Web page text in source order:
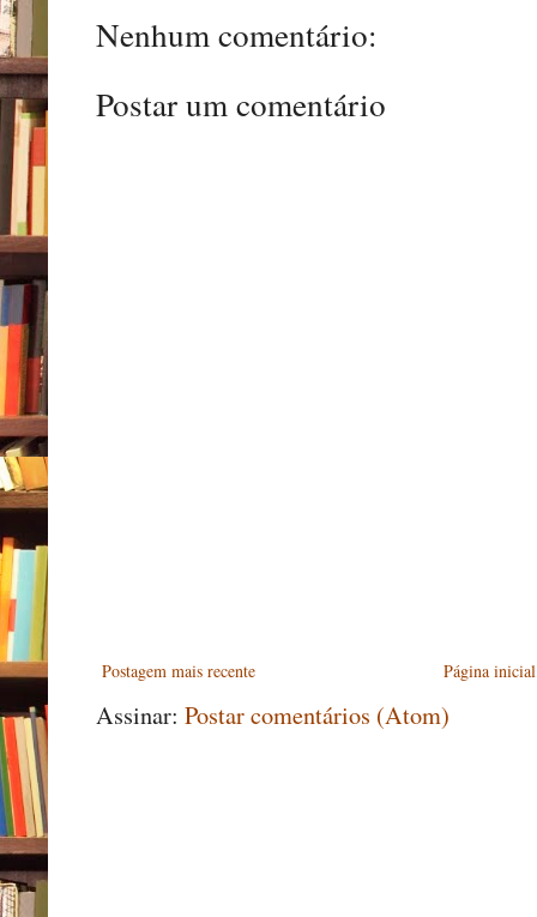
Nenhum comentário:
Postar um comentário
Postagem mais recente Página inicial
Assinar: Postar comentários (Atom)